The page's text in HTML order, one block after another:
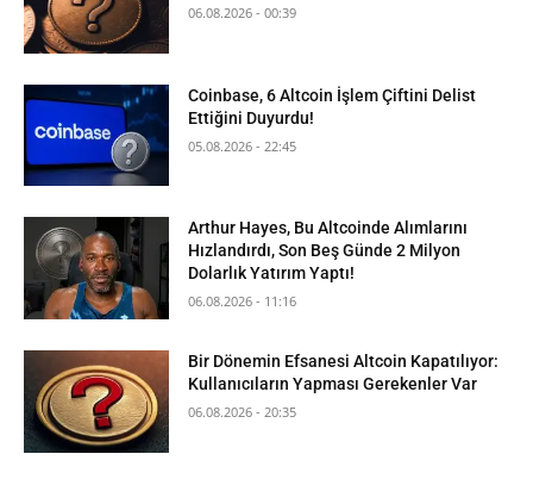
06.08.2026 - 00:39
Coinbase, 6 Altcoin İşlem Çiftini Delist
Ettiğini Duyurdu!
05.08.2026 - 22:45
Arthur Hayes, Bu Altcoinde Alımlarını
Hızlandırdı, Son Beş Günde 2 Milyon
Dolarlık Yatırım Yaptı!
06.08.2026 - 11:16
Bir Dönemin Efsanesi Altcoin Kapatılıyor:
Kullanıcıların Yapması Gerekenler Var
06.08.2026 - 20:35